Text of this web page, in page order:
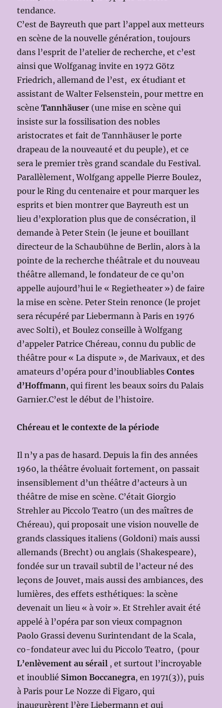
tendance.
C’est de Bayreuth que part l’appel aux metteurs
en scène de la nouvelle génération, toujours
dans l’esprit de l’atelier de recherche, et c’est
ainsi que Wolfganag invite en 1972 Götz
Friedrich, allemand de l’est, ex étudiant et
assistant de Walter Felsenstein, pour mettre en
scèneTannhäuser (une mise en scène qui
insiste sur la fossilisation des nobles
aristocrates et fait de Tannhäuser le porte
drapeau de la nouveauté et du peuple), et ce
sera le premier très grand scandale du Festival.
Parallèlement, Wolfgang appelle Pierre Boulez,
pour le Ring du centenaire et pour marquer les
esprits et bien montrer que Bayreuth est un
lieu d’exploration plus que de consécration, il
demande à Peter Stein (le jeune et bouillant
directeur de la Schaubühne de Berlin, alors à la
pointe de la recherche théâtrale et du nouveau
théâtre allemand, le fondateur de ce qu’on
appelle aujourd’hui le « Regietheater ») de faire
la mise en scène. Peter Stein renonce (le projet
sera récupéré par Liebermann à Paris en 1976
avec Solti), et Boulez conseille à Wolfgang
d’appeler Patrice Chéreau, connu du public de
théâtre pour « La dispute », de Marivaux, et des
amateurs d’opéra pour d’inoubliablesContes
d’Hoffmann, qui firent les beaux soirs du Palais
Garnier.C’est le début de l’histoire.
Chéreau et le contexte de la période
Il n’y a pas de hasard. Depuis la fin des années
1960, la théâtre évoluait fortement, on passait
insensiblement d’un théâtre d’acteurs à un
théâtre de mise en scène. C’était Giorgio
Strehler au Piccolo Teatro (un des maîtres de
Chéreau), qui proposait une vision nouvelle de
grands classiques italiens (Goldoni) mais aussi
allemands (Brecht) ou anglais (Shakespeare),
fondée sur un travail subtil de l’acteur né des
leçons de Jouvet, mais aussi des ambiances, des
lumières, des effets esthétiques: la scène
devenait un lieu « à voir ». Et Strehler avait été
appelé à l’opéra par son vieux compagnon
Paolo Grassi devenu Surintendant de la Scala,
co-fondateur avec lui du Piccolo Teatro, (pour
L’enlèvement au sérail , et surtout l’incroyable
et inoublié Simon Boccanegra, en 1971(3)), puis
à Paris pour Le Nozze di Figaro, qui
inaugurèrent l’ère Liebermann et qui